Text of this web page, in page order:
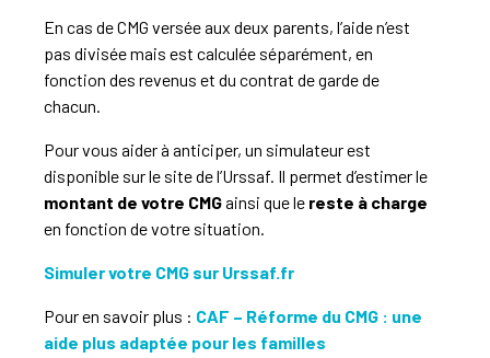
En cas de CMG versée aux deux parents, l’aide n’est
pas divisée mais est calculée séparément, en
fonction des revenus et du contrat de garde de
chacun.
Pour vous aider à anticiper, un simulateur est
disponible sur le site de l’Urssaf. Il permet d’estimer le
montant de votre CMGainsi que le reste à charge
en fonction de votre situation.
Simuler votre CMG sur Urssaf.fr
Pour en savoir plus : CAF – Réforme du CMG : une
aide plus adaptée pour les familles